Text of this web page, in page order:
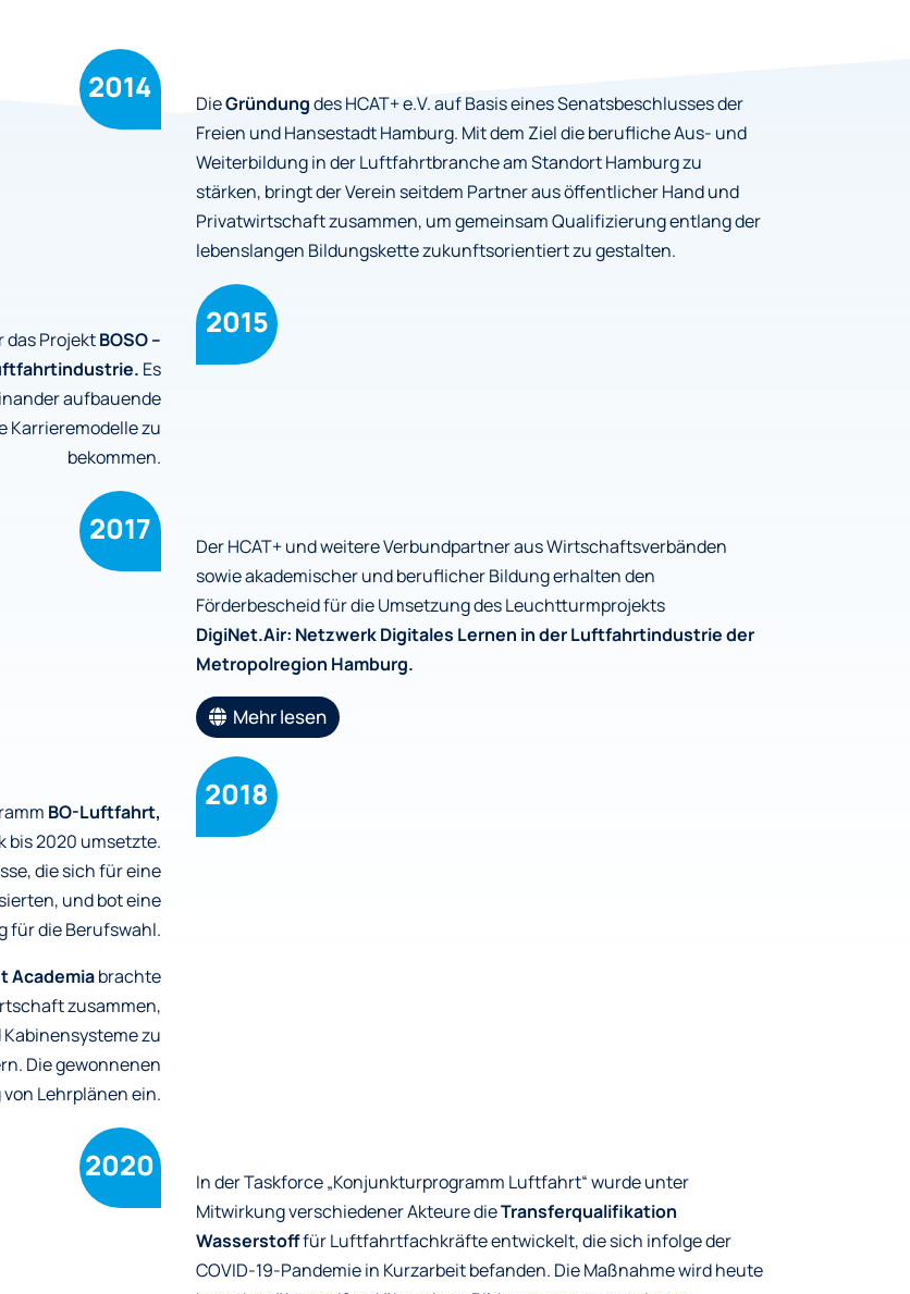
2014 DieGründungdes HCAT+ e.V. auf Basis eines Senatsbeschlusses der
Freien und Hansestadt Hamburg. Mit dem Ziel die berufliche Aus- und
Weiterbildung in der Luftfahrtbranche am Standort Hamburg zu
stärken, bringt der Verein seitdem Partner aus öffentlicher Hand und
Privatwirtschaft zusammen, um gemeinsam Qualifizierung entlang der
lebenslangen Bildungskette zukunftsorientiert zu gestalten.
2015
das ProjektBOSO –
Es
aufbauende
zu
bekommen.
2017
Der HCAT+ und weitere Verbundpartner aus Wirtschaftsverbänden
sowie akademischer und beruflicher Bildung erhalten den
Förderbescheid für die Umsetzung des Leuchtturmprojekts
DigiNet.Air: Netzwerk Digitales Lernen in der Luftfahrtindustrie der
Metropolregion Hamburg.
Mehr lesen
2018
BO-Luftfahrt,
bis 2020 umsetzte.
die sich für eine
und bot eine
für die Berufswahl.
Academiabrachte
zusammen,
zu
Die gewonnenen
Lehrplänen ein.
2020
In der Taskforce „Konjunkturprogramm Luftfahrt“ wurde unter
Mitwirkung verschiedener Akteure dieTransferqualifikation
Wasserstofffür Luftfahrtfachkräfte entwickelt, die sich infolge der
COVID-19-Pandemie in Kurzarbeit befanden. Die Maßnahme wird heute